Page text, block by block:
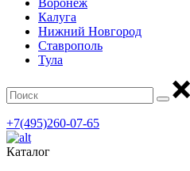
Воронеж
Калуга
Нижний Новгород
Ставрополь
Тула
+7(495)260-07-65
Каталог